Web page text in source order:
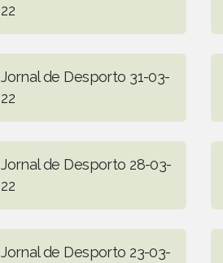
22
Jornal de Desporto 31-03-
22
Jornal de Desporto 28-03-
22
Jornal de Desporto 23-03-